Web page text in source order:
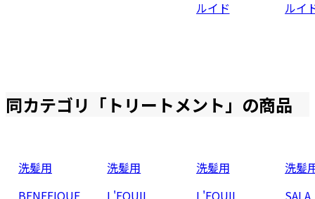
ルイド
ルイ
同カテゴリ「 トリートメント」の商品
洗髪用
BENEFIQUE
洗髪用
L'EQUIL
洗髪用
L'EQUIL
洗髪
SALA